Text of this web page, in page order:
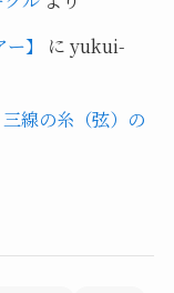
】
に yukui-
三線の糸（弦）の